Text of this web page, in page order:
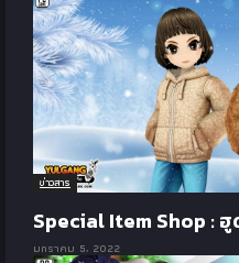
ข่าวสาร
Special Item Shop :
มกราคม 5, 2022